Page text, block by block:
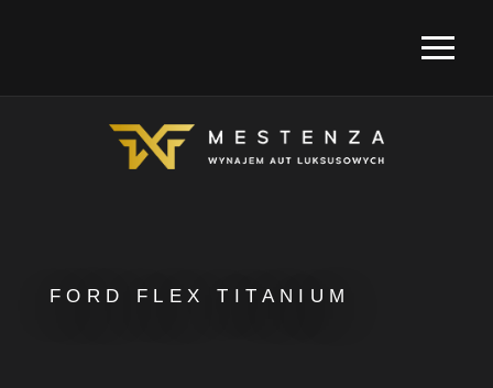
FORD FLEX TITANIUM